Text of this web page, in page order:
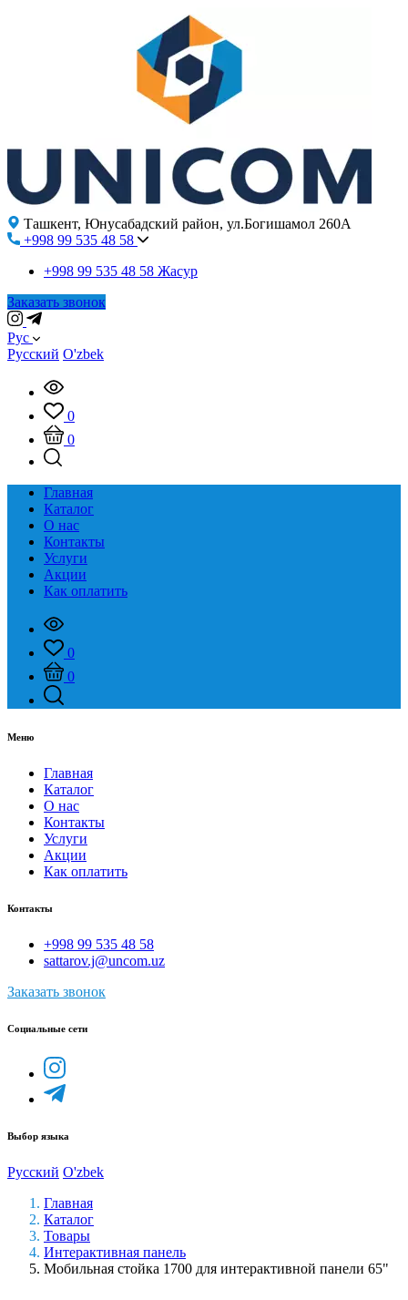
Ташкент, Юнусабадский район, ул.Богишамол 260А
+998 99 535 48 58
+998 99 535 48 58 Жасур
Заказать звонок
Рус
Русский O'zbek
0
0
Главная
Каталог
О нас
Контакты
Услуги
Акции
Как оплатить
0
0
Меню
Главная
Каталог
О нас
Контакты
Услуги
Акции
Как оплатить
Контакты
+998 99 535 48 58
sattarov.j@uncom.uz
Заказать звонок
Социальные сети
Выбор языка
Русский O'zbek
Главная
Каталог
Товары
Интерактивная панель
Мобильная стойка 1700 для интерактивной панели 65"